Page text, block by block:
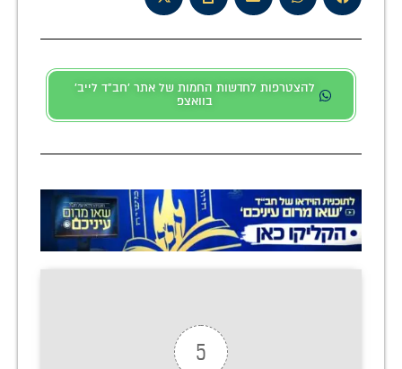
להצטרפות לחדשות החמות של אתר 'חב"ד לייב'
בוואצפ
5